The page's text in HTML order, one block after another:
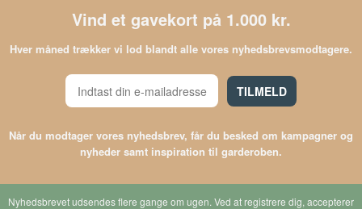
Vind et gavekort på 1.000 kr.
Hver måned trækker vi lod blandt alle vores nyhedsbrevsmodtagere.
TILMELD
Når du modtager vores nyhedsbrev, får du besked om kampagner og
nyheder samt inspiration til garderoben.
Nyhedsbrevet udsendes flere gange om ugen. Ved at registrere dig, accepterer